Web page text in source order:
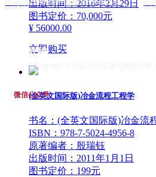
出版时间：2016年2月29日
图书定价：70,000元
¥ 56000.00
立即购买
(全英文国际版)冶金流程工程学
书名：(全英文国际版)冶金流
ISBN：978-7-5024-4956-8
原著编者：殷瑞钰
出版时间：2011年1月1日
图书定价：199元
国务院国有资产监督管理委员会
友情链接
Copyright © 冶金工业出版社有限公司
微信公众号